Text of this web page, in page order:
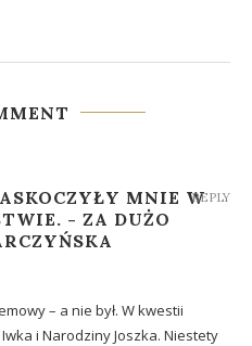
MNIE W
- ZA DUŻO
– a nie był. W kwestii
i Narodziny Joszka. Niestety
REPLY